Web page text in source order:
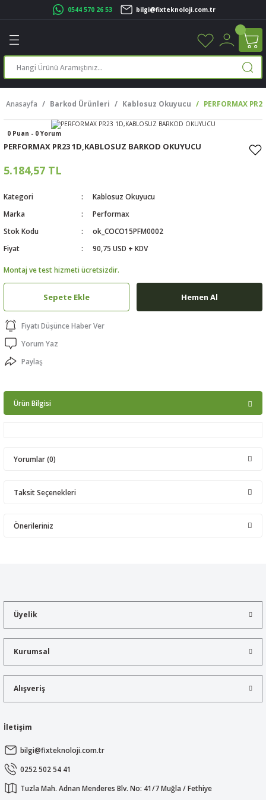
0544 570 26 53 bilgi@fixteknoloji.com.tr
Geri Dön
Geri Dön
Geri Dön
Yazıcı
Geri Dön
Geri Dön
Geri Dön
Geri Dön
Geri Dön
Anasayfa Barkod Ürünleri Kablosuz Okuyucu PERFORMAX
0 Puan - 0 Yorum
PERFORMAX PR23 1D,KABLOSUZ BARKOD OKUYUCU
5.184,57 TL
Kategori
Kablosuz Okuyucu
Marka
Performax
Stok Kodu
ok_COCO15PFM0002
Fiyat
90,75 USD + KDV
Montaj ve test hizmeti ücretsizdir.
Sepete Ekle Hemen Al
Fiyatı Düşünce Haber Ver
Yorum Yaz
Paylaş
Ürün Bilgisi
Yorumlar (0)
Taksit Seçenekleri
Önerileriniz
Ürün açıklamasında eksik bilgiler bulunuyor.
Ürün bilgilerinde hatalar bulunuyor.
Bu ürüne benzer farklı alternatifler olmalı.
Üyelik
Kurumsal
Alışveriş
İletişim
bilgi@fixteknoloji.com.tr
0252 502 54 41
Tuzla Mah. Adnan Menderes Blv. No: 41/7 Muğla / Fethiye